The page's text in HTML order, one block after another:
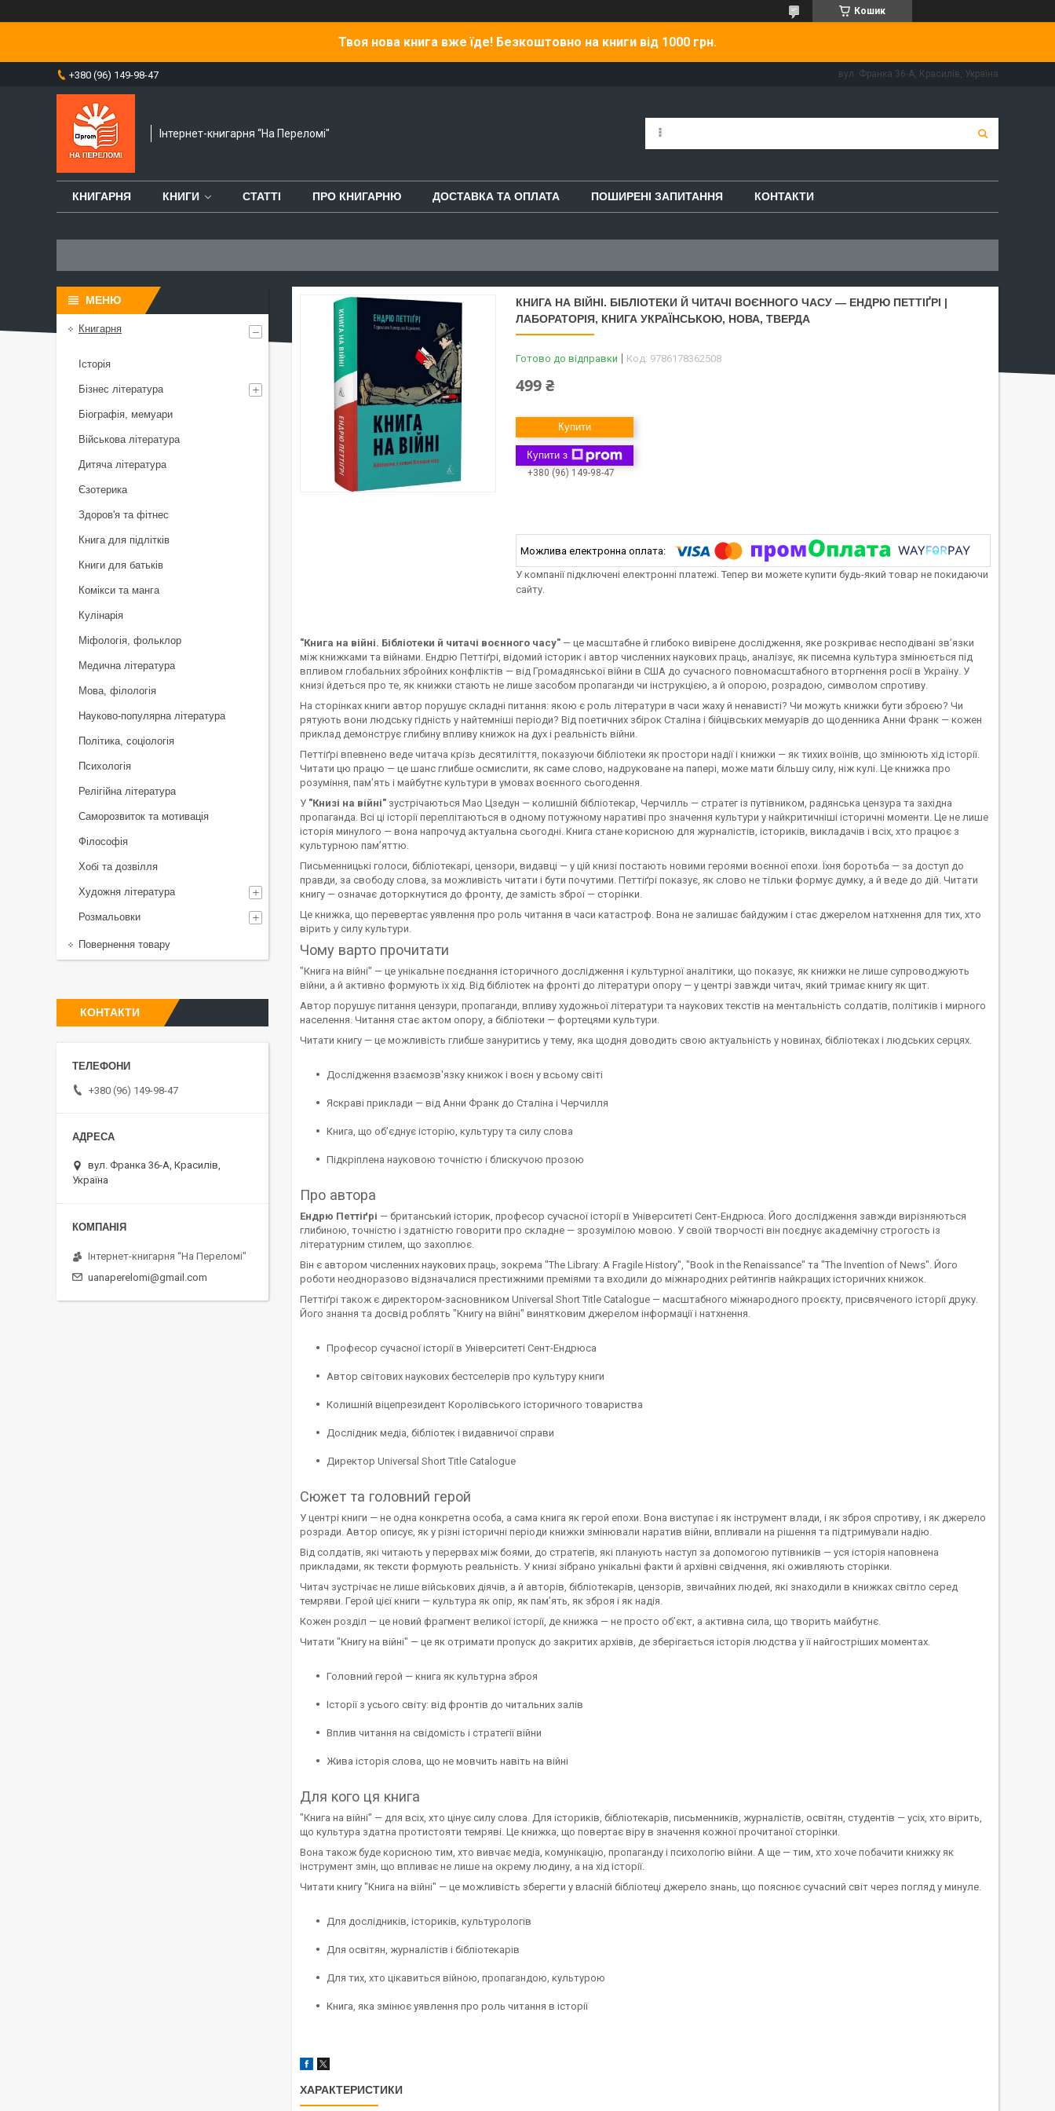
Кошик
Твоя нова книга вже їде! Безкоштовно на книги від 1000 грн.
+380 (96) 149-98-47 вул. Франка 36-А, Красилів, Україна
Інтернет-книгарня “На Переломі"
КНИГАРНЯ КНИГИ СТАТТІ ПРО КНИГАРНЮ ДОСТАВКА ТА ОПЛАТА ПОШИРЕНІ ЗАПИТАННЯ КОНТАКТИ
КНИГА НА ВІЙНІ. БІБЛІОТЕКИ Й ЧИТАЧІ ВОЄННОГО ЧАСУ — ЕНДРЮ ПЕТТІҐРІ |
ЛАБОРАТОРІЯ, КНИГА УКРАЇНСЬКОЮ, НОВА, ТВЕРДА
Готово до відправки Код: 9786178362508
499 ₴
Купити
Купити з
+380 (96) 149-98-47
У компанії підключені електронні платежі. Тепер ви можете купити будь-який товар не покидаючи
сайту.
"Книга на війні. Бібліотеки й читачі воєнного часу" — це масштабне й глибоко вивірене дослідження, яке розкриває несподівані зв’язки
між книжками та війнами. Ендрю Петтіґрі, відомий історик і автор численних наукових праць, аналізує, як писемна культура змінюється під
впливом глобальних збройних конфліктів — від Громадянської війни в США до сучасного повномасштабного вторгнення росії в Україну. У
книзі йдеться про те, як книжки стають не лише засобом пропаганди чи інструкцією, а й опорою, розрадою, символом спротиву.
На сторінках книги автор порушує складні питання: якою є роль літератури в часи жаху й ненависті? Чи можуть книжки бути зброєю? Чи
рятують вони людську гідність у найтемніші періоди? Від поетичних збірок Сталіна і бійцівських мемуарів до щоденника Анни Франк — кожен
приклад демонструє глибину впливу книжок на дух і реальність війни.
Петтіґрі впевнено веде читача крізь десятиліття, показуючи бібліотеки як простори надії і книжки — як тихих воїнів, що змінюють хід історії.
Читати цю працю — це шанс глибше осмислити, як саме слово, надруковане на папері, може мати більшу силу, ніж кулі. Це книжка про
розуміння, пам’ять і майбутнє культури в умовах воєнного сьогодення.
У "Книзі на війні" зустрічаються Мао Цзедун — колишній бібліотекар, Черчилль — стратег із путівником, радянська цензура та західна
пропаганда. Всі ці історії переплітаються в одному потужному наративі про значення культури у найкритичніші історичні моменти. Це не лише
історія минулого — вона напрочуд актуальна сьогодні. Книга стане корисною для журналістів, істориків, викладачів і всіх, хто працює з
культурною пам’яттю.
Письменницькі голоси, бібліотекарі, цензори, видавці — у цій книзі постають новими героями воєнної епохи. Їхня боротьба — за доступ до
правди, за свободу слова, за можливість читати і бути почутими. Петтіґрі показує, як слово не тільки формує думку, а й веде до дій. Читати
книгу — означає доторкнутися до фронту, де замість зброї — сторінки.
Це книжка, що перевертає уявлення про роль читання в часи катастроф. Вона не залишає байдужим і стає джерелом натхнення для тих, хто
вірить у силу культури.
Чому варто прочитати
"Книга на війні" — це унікальне поєднання історичного дослідження і культурної аналітики, що показує, як книжки не лише супроводжують
війни, а й активно формують їх хід. Від бібліотек на фронті до літератури опору — у центрі завжди читач, який тримає книгу як щит.
Автор порушує питання цензури, пропаганди, впливу художньої літератури та наукових текстів на ментальність солдатів, політиків і мирного
населення. Читання стає актом опору, а бібліотеки — фортецями культури.
Читати книгу — це можливість глибше зануритись у тему, яка щодня доводить свою актуальність у новинах, бібліотеках і людських серцях.
Дослідження взаємозв'язку книжок і воєн у всьому світі
Яскраві приклади — від Анни Франк до Сталіна і Черчилля
Книга, що об’єднує історію, культуру та силу слова
Підкріплена науковою точністю і блискучою прозою
Про автора
Ендрю Петтіґрі — британський історик, професор сучасної історії в Університеті Сент-Ендрюса. Його дослідження завжди вирізняються
глибиною, точністю і здатністю говорити про складне — зрозумілою мовою. У своїй творчості він поєднує академічну строгость із
літературним стилем, що захоплює.
Він є автором численних наукових праць, зокрема "The Library: A Fragile History", "Book in the Renaissance" та "The Invention of News". Його
роботи неодноразово відзначалися престижними преміями та входили до міжнародних рейтингів найкращих історичних книжок.
Петтіґрі також є директором-засновником Universal Short Title Catalogue — масштабного міжнародного проєкту, присвяченого історії друку.
Його знання та досвід роблять "Книгу на війні" винятковим джерелом інформації і натхнення.
Професор сучасної історії в Університеті Сент-Ендрюса
Автор світових наукових бестселерів про культуру книги
Колишній віцепрезидент Королівського історичного товариства
Дослідник медіа, бібліотек і видавничої справи
Директор Universal Short Title Catalogue
Сюжет та головний герой
У центрі книги — не одна конкретна особа, а сама книга як герой епохи. Вона виступає і як інструмент влади, і як зброя спротиву, і як джерело
розради. Автор описує, як у різні історичні періоди книжки змінювали наратив війни, впливали на рішення та підтримували надію.
Від солдатів, які читають у перервах між боями, до стратегів, які планують наступ за допомогою путівників — уся історія наповнена
прикладами, як тексти формують реальність. У книзі зібрано унікальні факти й архівні свідчення, які оживляють сторінки.
Читач зустрічає не лише військових діячів, а й авторів, бібліотекарів, цензорів, звичайних людей, які знаходили в книжках світло серед
темряви. Герой цієї книги — культура як опір, як пам’ять, як зброя і як надія.
Кожен розділ — це новий фрагмент великої історії, де книжка — не просто об’єкт, а активна сила, що творить майбутнє.
Читати "Книгу на війні" — це як отримати пропуск до закритих архівів, де зберігається історія людства у її найгостріших моментах.
Головний герой — книга як культурна зброя
Історії з усього світу: від фронтів до читальних залів
Вплив читання на свідомість і стратегії війни
Жива історія слова, що не мовчить навіть на війні
Для кого ця книга
"Книга на війні" — для всіх, хто цінує силу слова. Для істориків, бібліотекарів, письменників, журналістів, освітян, студентів — усіх, хто вірить,
що культура здатна протистояти темряві. Це книжка, що повертає віру в значення кожної прочитаної сторінки.
Вона також буде корисною тим, хто вивчає медіа, комунікацію, пропаганду і психологію війни. А ще — тим, хто хоче побачити книжку як
інструмент змін, що впливає не лише на окрему людину, а на хід історії.
Читати книгу "Книга на війні" — це можливість зберегти у власній бібліотеці джерело знань, що пояснює сучасний світ через погляд у минуле.
Для дослідників, істориків, культурологів
Для освітян, журналістів і бібліотекарів
Для тих, хто цікавиться війною, пропагандою, культурою
Книга, яка змінює уявлення про роль читання в історії
ХАРАКТЕРИСТИКИ
Книгарня
Історія
Бізнес література
Біографія, мемуари
Військова література
Дитяча література
Єзотерика
Здоров'я та фітнес
Книга для підлітків
Книги для батьків
Комікси та манга
Кулінарія
Міфологія, фольклор
Медична література
Мова, філологія
Науково-популярна література
Політика, соціологія
Психологія
Релігійна література
Саморозвиток та мотивація
Філософія
Хобі та дозвілля
Художня література
Розмальовки
Повернення товару
КОНТАКТИ
+380 (96) 149-98-47
вул. Франка 36-А, Красилів,
Україна
Інтернет-книгарня “На Переломі"
uanaperelomi@gmail.com